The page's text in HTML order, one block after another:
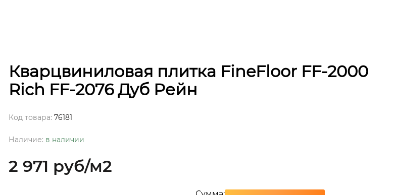
Кварцвиниловая плитка FineFloor FF-2000
Rich FF-2076 Дуб Рейн
Код товара: 76181
Наличие: в наличии
2 971 руб/м2